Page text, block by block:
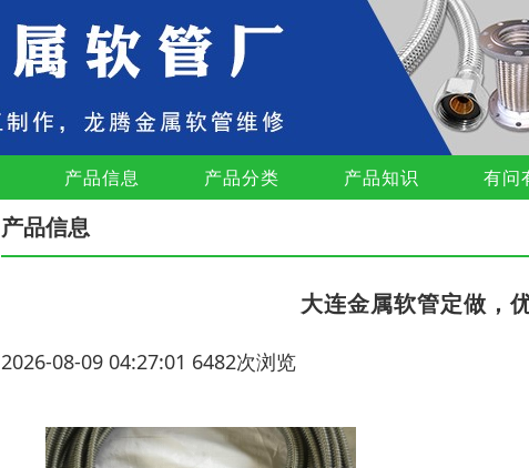
产品信息 产品分类 产品知识 有问
产品信息
大连金属软管定做，
2026-08-09 04:27:01 6482次浏览